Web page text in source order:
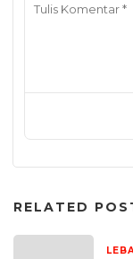
RELATED